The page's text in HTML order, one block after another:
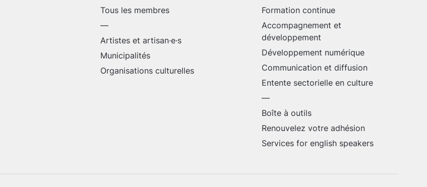
Tous les membres
—
Artistes et artisan·e·s
Municipalités
Organisations culturelles
Formation continue
Accompagnement et
développement
Développement numérique
Communication et diffusion
Entente sectorielle en culture
—
Boîte à outils
Renouvelez votre adhésion
Services for english speakers